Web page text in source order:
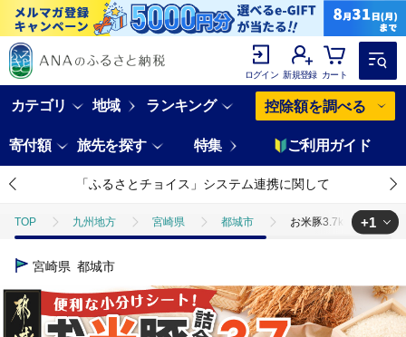
ログイン 新規登録 カート
カテゴリ 地域 ランキング 控除額を調べる
寄付額 旅先を探す 特集 ご利用ガイド
「ふるさとチョイス」システム連携に関して
TOP 九州地方 宮崎県 都城市 お米豚3.7kgセット≪
TOP
+1
宮崎県 都城市